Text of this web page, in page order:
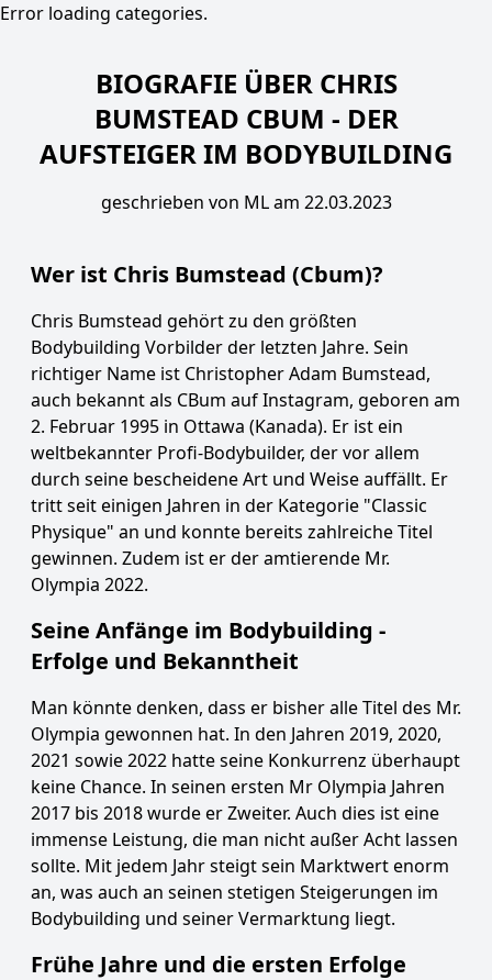
Error loading categories.
BIOGRAFIE ÜBER CHRIS
BUMSTEAD CBUM - DER
AUFSTEIGER IM BODYBUILDING
geschrieben von MLam 22.03.2023
Wer ist Chris Bumstead (Cbum)?
Chris Bumstead gehört zu den größten
Bodybuilding Vorbilder der letzten Jahre. Sein
richtiger Name ist Christopher Adam Bumstead,
auch bekannt als CBum auf Instagram, geboren am
2. Februar 1995 in Ottawa (Kanada). Er ist ein
weltbekannter Profi-Bodybuilder, der vor allem
durch seine bescheidene Art und Weise auffällt. Er
tritt seit einigen Jahren in der Kategorie "Classic
Physique" an und konnte bereits zahlreiche Titel
gewinnen. Zudem ist er der amtierende Mr.
Olympia 2022.
Seine Anfänge im Bodybuilding -
Erfolge und Bekanntheit
Man könnte denken, dass er bisher alle Titel des Mr.
Olympia gewonnen hat. In den Jahren 2019, 2020,
2021 sowie 2022 hatte seine Konkurrenz überhaupt
keine Chance. In seinen ersten Mr Olympia Jahren
2017 bis 2018 wurde er Zweiter. Auch dies ist eine
immense Leistung, die man nicht außer Acht lassen
sollte. Mit jedem Jahr steigt sein Marktwert enorm
an, was auch an seinen stetigen Steigerungen im
Bodybuilding und seiner Vermarktung liegt.
Frühe Jahre und die ersten Erfolge